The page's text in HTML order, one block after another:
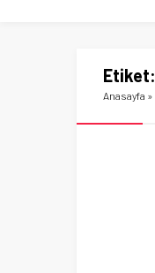
Etiket:
Anasayfa »